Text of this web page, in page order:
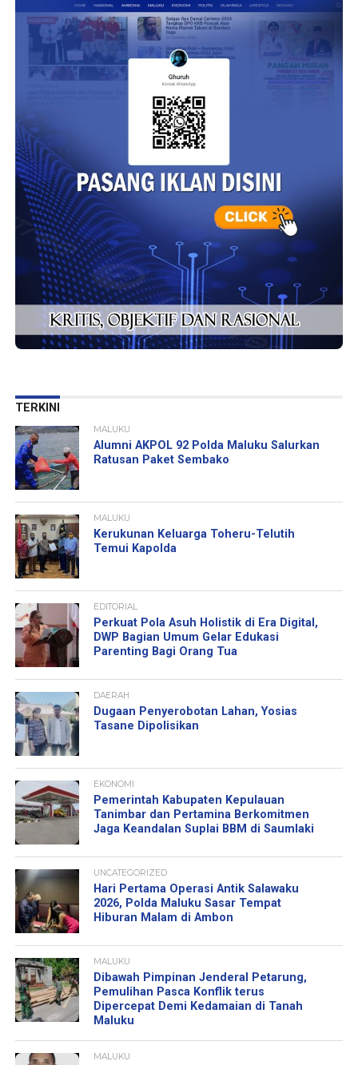
TERKINI
MALUKU
Alumni AKPOL 92 Polda Maluku Salurkan
Ratusan Paket Sembako
MALUKU
Kerukunan Keluarga Toheru-Telutih
Temui Kapolda
EDITORIAL
Perkuat Pola Asuh Holistik di Era Digital,
DWP Bagian Umum Gelar Edukasi
Parenting Bagi Orang Tua
DAERAH
Dugaan Penyerobotan Lahan, Yosias
Tasane Dipolisikan
EKONOMI
Pemerintah Kabupaten Kepulauan
Tanimbar dan Pertamina Berkomitmen
Jaga Keandalan Suplai BBM di Saumlaki
UNCATEGORIZED
Hari Pertama Operasi Antik Salawaku
2026, Polda Maluku Sasar Tempat
Hiburan Malam di Ambon
MALUKU
Dibawah Pimpinan Jenderal Petarung,
Pemulihan Pasca Konflik terus
Dipercepat Demi Kedamaian di Tanah
Maluku
MALUKU